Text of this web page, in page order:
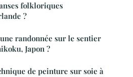
folkloriques
?
randonnée sur le sentier
Japon ?
de peinture sur soie à